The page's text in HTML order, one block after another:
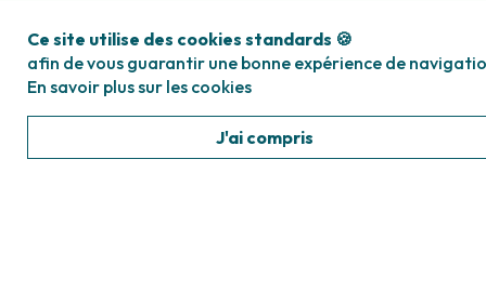
Ce site utilise des cookies standards 🍪
afin de vous guarantir une bonne expérience de
En savoir plus sur les cookies
J'ai compris